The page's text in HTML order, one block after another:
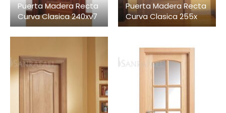
Puerta Madera Recta
Curva Clasica 240xv7
Puerta Madera Recta
Curva Clasica 255x